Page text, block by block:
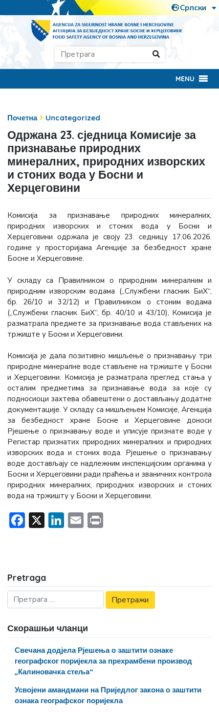
MENU
Почетна Uncategorized
Одржана 23. сједница Комисије за
признавање природних
минералних, природних изворских
и стоних вода у Босни и
Херцеговини
Комисија за признавање природних минералних,
природних изворских и стоних вода у Босни и
Херцеговини одржала је своју 23. седницу 17.06.2026.
године у просторијама Агенције за безбедност хране
Босне и Херцеговине.
У складу са Правилником о природним минералним и
природним изворским водама („Службени гласник БиХ“,
бр. 26/10 и 32/12) и Правилником о стоним водама
(„Службени гласник БиХ“, бр. 40/10 и 43/10), Комисија је
разматрала предмете за признавање вода стављених на
тржиште у Босни и Херцеговини.
Комисија је дала позитивно мишљење о признавању три
природне минералне воде стављене на тржиште у Босни
и Херцеговини. Комисија је разматрала преглед стања у
осталим предметима за признавање вода за које су
подносиоци захтева обавештени о достављању додатне
документације. У складу са мишљењем Комисије, Агенција
за безбедност хране Босне и Херцеговине доноси
Рјешење о признавању воде и уписује признате воде у
Регистар признатих природних минералних и природних
изворских вода и стоних вода. Рјешење о признавању
воде достављају се надлежним инспекцијским органима у
Босни и Херцеговини ради праћења и званичних контрола
природних минералних, природних изворских и стоних
вода на тржишту у Босни и Херцеговини.
Facebook
X LinkedIn
Email
Pretraga
Скорашњи чланци
Свечана додјела Рјешења о заштити ознаке
географског поријекла за прехрамбени производ
„Калиновачка стеља“
Усвојени амандмани на Приједлог закона о заштити
ознака географског поријекла